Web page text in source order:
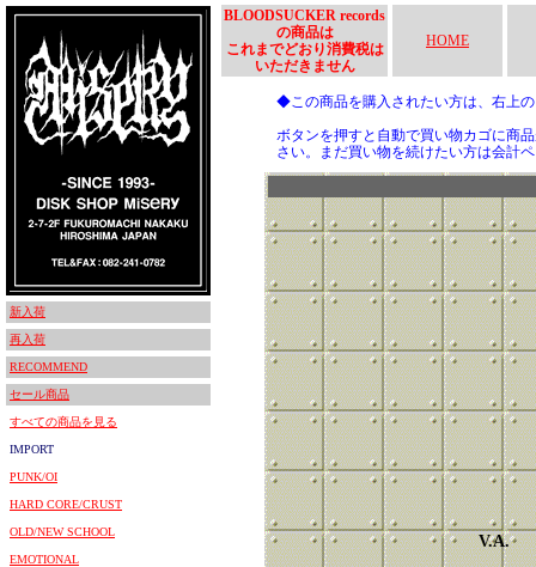
新入荷
再入荷
RECOMMEND
セール商品
すべての商品を見る
IMPORT
PUNK/OI
HARD CORE/CRUST
OLD/NEW SCHOOL
EMOTIONAL
BLOODSUCKER records
の商品は
これまでどおり消費税は
いただきません
HOME
◆この商品を購入されたい方は、右上
ボタンを押すと自動で買い物カゴに商
さい。まだ買い物を続けたい方は会計
V.A.